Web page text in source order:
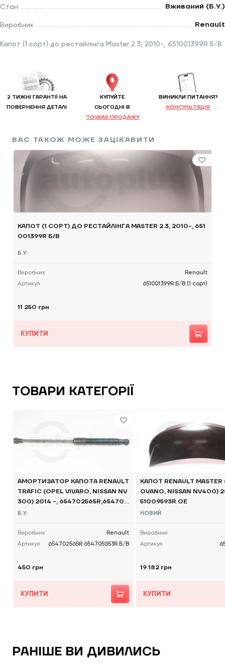
Капот (1 сорт) до рестайлінга Master 2.3, 2010-, 651001399R Б/В
Стан Вживаний (Б.У.)
Виробник Renault
2 ТИЖНІ ГАРАНТІЇ НА
ПОВЕРНЕННЯ ДЕТАЛІ
КУПУЙТЕ
CЬОГОДНІ В
ТОЧКАХ ПРОДАЖУ
ВИНИКЛИ ПИТАННЯ?
КОНСУЛЬТАЦІЯ
ВАС ТАКОЖ МОЖЕ ЗАЦІКАВИТИ
КАПОТ (1 СОРТ) ДО РЕСТАЙЛІНГА MASTER 2.3, 2010-, 651
001399R Б/В
Б.У.
Виробник
Renault
Артикул
651001399R Б/В (1 сорт)
11 250 грн
КУПИТИ
ТОВАРИ КАТЕГОРІЇ
АМОРТИЗАТОР КАПОТА RENAULT
TRAFIC (OPEL VIVARO, NISSAN NV
300) 2014 -, 654702565R,654705
053R Б/В
Б.У.
Виробник
Renault
Артикул
654702565R 654705053R Б/В
450 грн
КУПИТИ
КАПОТ RENAULT MASTER
OVANO, NISSAN NV400)
51009593R OE
НОВИЙ
Виробник
Артикул
19 182 грн
КУПИТИ
РАНІШЕ ВИ ДИВИЛИСЬ